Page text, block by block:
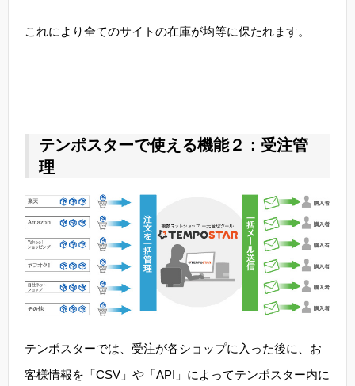
これにより全てのサイトの在庫が均等に保たれます。
テンポスターで使える機能２：受注管
理
テンポスターでは、受注が各ショップに入った後に、お
客様情報を「CSV」や「API」によってテンポスター内に